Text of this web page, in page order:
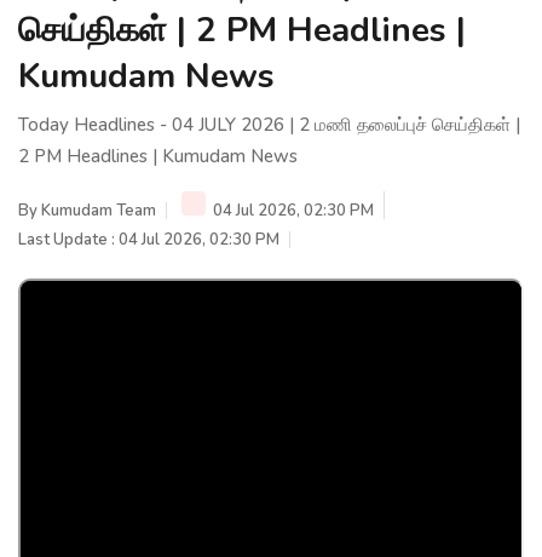
செய்திகள் | 2 PM Headlines |
Kumudam News
Today Headlines - 04 JULY 2026 | 2 மணி தலைப்புச் செய்திகள் |
2 PM Headlines | Kumudam News
ByKumudam Team
04 Jul 2026, 02:30 PM
Last Update : 04 Jul 2026, 02:30 PM